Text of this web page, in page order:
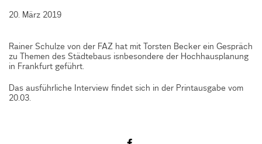
20. März 2019
Rainer Schulze von der FAZ hat mit Torsten Becker ein Gespräch
zu Themen des Städtebaus isnbesondere der Hochhausplanung
in Frankfurt geführt.
Das ausführliche Interview findet sich in der Printausgabe vom
20.03.